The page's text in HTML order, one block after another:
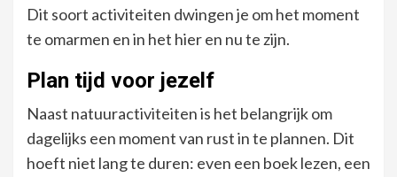
Dit soort activiteiten dwingen je om het moment
te omarmen en in het hier en nu te zijn.
Plan tijd voor jezelf
Naast natuuractiviteiten is het belangrijk om
dagelijks een moment van rust in te plannen. Dit
hoeft niet lang te duren: even een boek lezen, een